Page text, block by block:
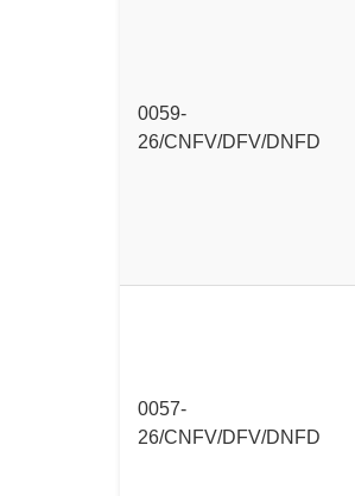
0059-
26/CNFV/DFV/DNFD
0057-
26/CNFV/DFV/DNFD